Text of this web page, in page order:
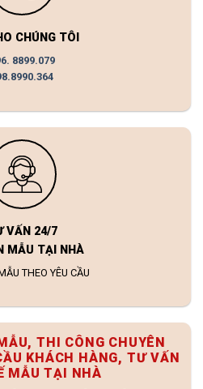
CHÚNG TÔI
8899.079
VẤN 24/7
MẪU TẠI NHÀ
THEO YÊU CẦU
THI CÔNG CHUYÊN
KHÁCH HÀNG, TƯ VẤN
MẪU TẠI NHÀ